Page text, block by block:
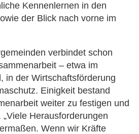
Kennenlernen in den
der Blick nach vorne im
verbindet schon
– etwa im
in der Wirtschaftsförderung
Einigkeit bestand
weiter zu festigen und
Herausforderungen
Wenn wir Kräfte